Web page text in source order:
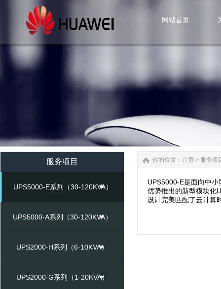
网站首页
服务项目
UPS5000-E系列（30-120KVA）
UPS5000-A系列（30-120KVA）
UPS2000-H系列（6-10KVA）
UPS2000-G系列（1-20KVA）
你的位置： 首页 > 服务项
UPS5000-E是面向中
优势推出的新型模块化
设计完美匹配了云计算